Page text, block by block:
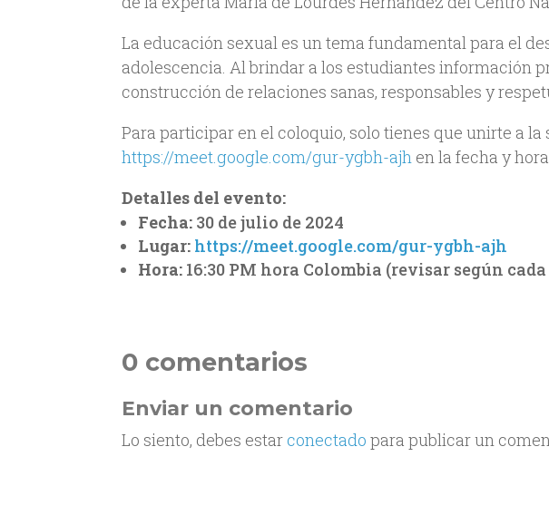
La educación sexual es un tema fundamental para el
adolescencia. Al brindar a los estudiantes información
construcción de relaciones sanas, responsables y
Para participar en el coloquio, solo tienes que unirte a
https://meet.google.com/gur-ygbh-ajh en la fecha y
Detalles del evento:
Fecha: 30 de julio de 2024
Lugar: https://meet.google.com/gur-ygbh-ajh
Hora: 16:30 PM hora Colombia (revisar según
0 comentarios
Enviar un comentario
Lo siento, debes estar conectado para publicar un